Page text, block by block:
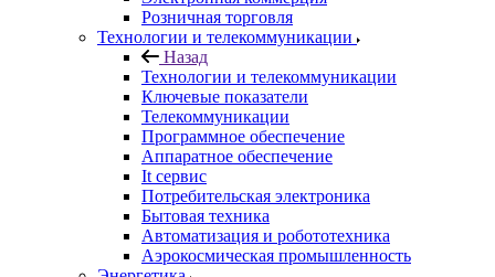
Розничная торговля
Технологии и телекоммуникации
Назад
Технологии и телекоммуникации
Ключевые показатели
Телекоммуникации
Программное обеспечение
Аппаратное обеспечение
It сервис
Потребительская электроника
Бытовая техника
Автоматизация и робототехника
Аэрокосмическая промышленность